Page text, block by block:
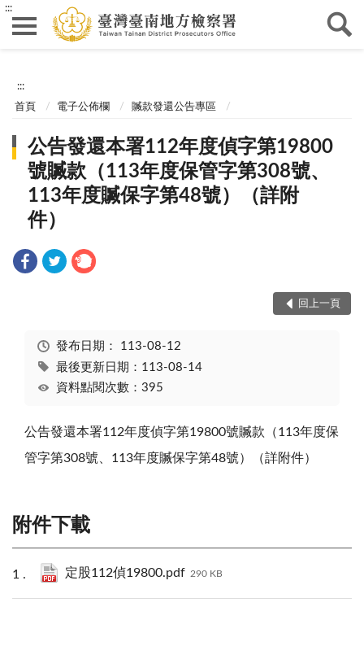
:::
:::
首頁 電子公佈欄 贓款發還公告專區
公告發還本署112年度偵字第19800
號贓款（113年度保管字第308號、
113年度贓保字第48號）（詳附
件）
回上一頁
發布日期： 113-08-12
最後更新日期：113-08-14
資料點閱次數：395
公告發還本署112年度偵字第19800號贓款（113年度保
管字第308號、113年度贓保字第48號）（詳附件）
附件下載
定股112偵19800.pdf 290 KB